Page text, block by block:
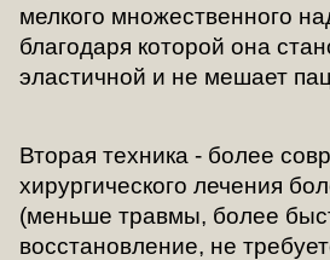
мелкого множественного
благодаря которой она
эластичной и не мешает
Вторая техника - более
хирургического лечения
(меньше травмы, более
восстановление, не